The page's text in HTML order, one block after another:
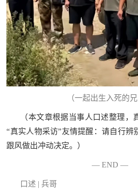
（一起出生入死的兄
（本文章根据当事人口述整理，
“真实人物采访”友情提醒：请自行辨
跟风做出冲动决定。）
— END —
口述 | 兵哥